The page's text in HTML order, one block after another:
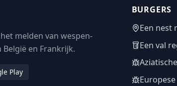
melden van wespen-
en Frankrijk.
Play
BURGERS
Een nest
Een val